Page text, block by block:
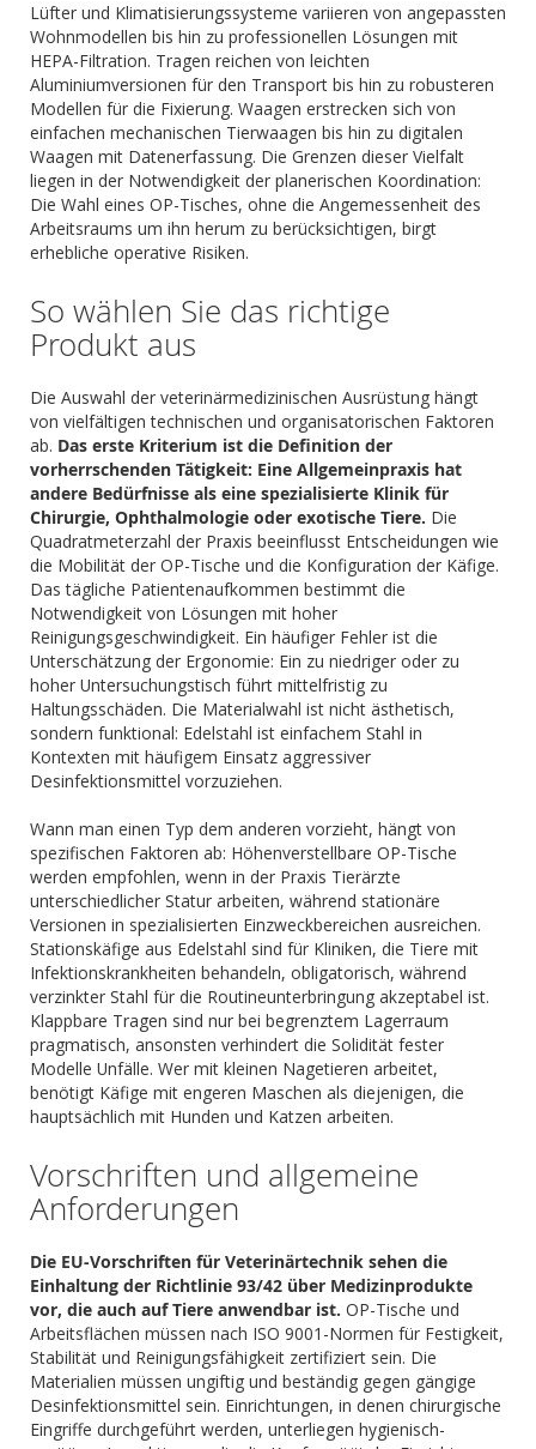
Lüfter und Klimatisierungssysteme variieren von angepassten
Wohnmodellen bis hin zu professionellen Lösungen mit
HEPA-Filtration. Tragen reichen von leichten
Aluminiumversionen für den Transport bis hin zu robusteren
Modellen für die Fixierung. Waagen erstrecken sich von
einfachen mechanischen Tierwaagen bis hin zu digitalen
Waagen mit Datenerfassung. Die Grenzen dieser Vielfalt
liegen in der Notwendigkeit der planerischen Koordination:
Die Wahl eines OP-Tisches, ohne die Angemessenheit des
Arbeitsraums um ihn herum zu berücksichtigen, birgt
erhebliche operative Risiken.
So wählen Sie das richtige
Produkt aus
Die Auswahl der veterinärmedizinischen Ausrüstung hängt
von vielfältigen technischen und organisatorischen Faktoren
ab. Das erste Kriterium ist die Definition der
vorherrschenden Tätigkeit: Eine Allgemeinpraxis hat
andere Bedürfnisse als eine spezialisierte Klinik für
Chirurgie, Ophthalmologie oder exotische Tiere. Die
Quadratmeterzahl der Praxis beeinflusst Entscheidungen wie
die Mobilität der OP-Tische und die Konfiguration der Käfige.
Das tägliche Patientenaufkommen bestimmt die
Notwendigkeit von Lösungen mit hoher
Reinigungsgeschwindigkeit. Ein häufiger Fehler ist die
Unterschätzung der Ergonomie: Ein zu niedriger oder zu
hoher Untersuchungstisch führt mittelfristig zu
Haltungsschäden. Die Materialwahl ist nicht ästhetisch,
sondern funktional: Edelstahl ist einfachem Stahl in
Kontexten mit häufigem Einsatz aggressiver
Desinfektionsmittel vorzuziehen.
Wann man einen Typ dem anderen vorzieht, hängt von
spezifischen Faktoren ab: Höhenverstellbare OP-Tische
werden empfohlen, wenn in der Praxis Tierärzte
unterschiedlicher Statur arbeiten, während stationäre
Versionen in spezialisierten Einzweckbereichen ausreichen.
Stationskäfige aus Edelstahl sind für Kliniken, die Tiere mit
Infektionskrankheiten behandeln, obligatorisch, während
verzinkter Stahl für die Routineunterbringung akzeptabel ist.
Klappbare Tragen sind nur bei begrenztem Lagerraum
pragmatisch, ansonsten verhindert die Solidität fester
Modelle Unfälle. Wer mit kleinen Nagetieren arbeitet,
benötigt Käfige mit engeren Maschen als diejenigen, die
hauptsächlich mit Hunden und Katzen arbeiten.
Vorschriften und allgemeine
Anforderungen
Die EU-Vorschriften für Veterinärtechnik sehen die
Einhaltung der Richtlinie 93/42 über Medizinprodukte
vor, die auch auf Tiere anwendbar ist. OP-Tische und
Arbeitsflächen müssen nach ISO 9001-Normen für Festigkeit,
Stabilität und Reinigungsfähigkeit zertifiziert sein. Die
Materialien müssen ungiftig und beständig gegen gängige
Desinfektionsmittel sein. Einrichtungen, in denen chirurgische
Eingriffe durchgeführt werden, unterliegen hygienisch-